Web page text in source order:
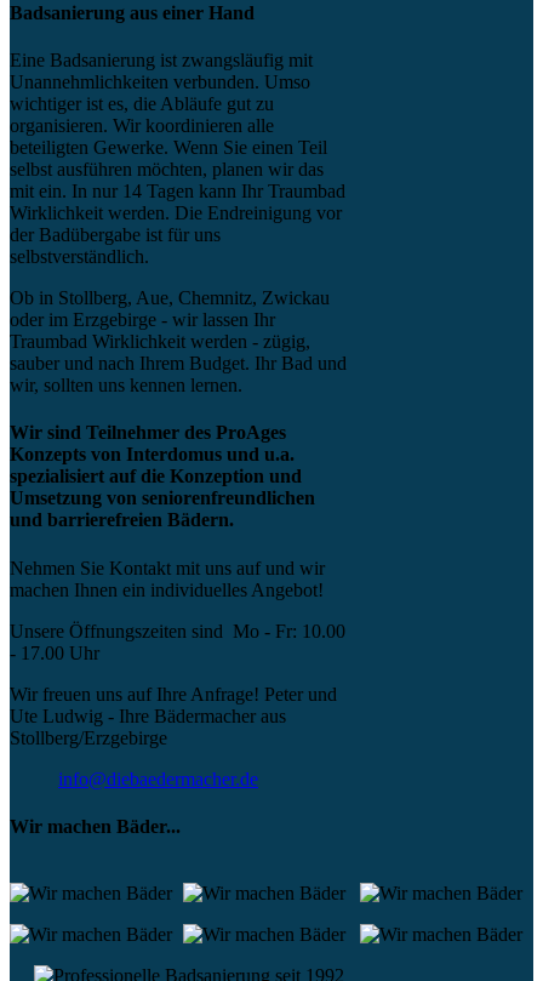
Badsanierung aus einer Hand
Eine Badsanierung ist zwangsläufig mit
Unannehmlichkeiten verbunden. Umso
wichtiger ist es, die Abläufe gut zu
organisieren. Wir koordinieren alle
beteiligten Gewerke. Wenn Sie einen Teil
selbst ausführen möchten, planen wir das
mit ein. In nur 14 Tagen kann Ihr Traumbad
Wirklichkeit werden. Die Endreinigung vor
der Badübergabe ist für uns
selbstverständlich.
Ob in Stollberg, Aue, Chemnitz, Zwickau
oder im Erzgebirge - wir lassen Ihr
Traumbad Wirklichkeit werden - zügig,
sauber und nach Ihrem Budget. Ihr Bad und
wir, sollten uns kennen lernen.
Wir sind Teilnehmer des ProAges
Konzepts von Interdomus und u.a.
spezialisiert auf die Konzeption und
Umsetzung von seniorenfreundlichen
und barrierefreien Bädern.
Nehmen Sie Kontakt mit uns auf und wir
machen Ihnen ein individuelles Angebot!
Unsere Öffnungszeiten sind Mo - Fr: 10.00
- 17.00 Uhr
Wir freuen uns auf Ihre Anfrage! Peter und
Ute Ludwig - Ihre Bädermacher aus
Stollberg/Erzgebirge
info@diebaedermacher.de
Wir machen Bäder...